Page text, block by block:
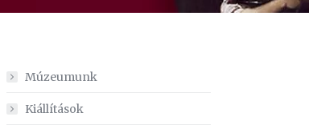
Múzeumunk
Kiállítások